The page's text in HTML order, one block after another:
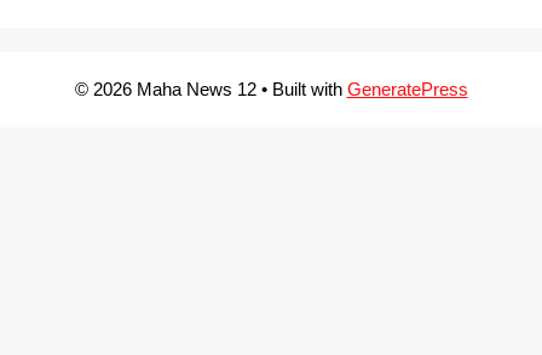
© 2026 Maha News 12• Built with GeneratePress